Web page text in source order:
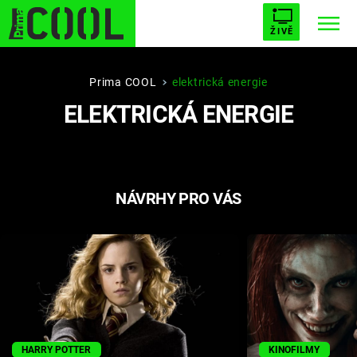
ŽIVĚ
STARHOUSE BUFFY, PŘEMOŽITELKA UPÍRŮ
PLNEJ KOTEL AVENGERS 5
Seriály
Hry
Prima COOL elektrická energie
ELEKTRICKÁ ENERGIE
NÁVRHY PRO VÁS
HARRY POTTER KINOFILMY